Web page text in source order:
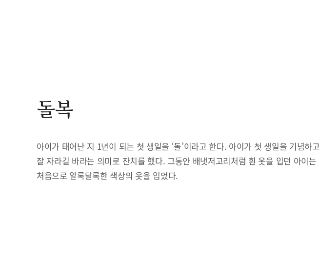
돌복
아이가 태어난 지 1년이 되는 첫 생일을 ‘돌’이라고 한다. 아이가 첫 생일을 기념하고
잘 자라길 바라는 의미로 잔치를 했다. 그동안 배냇저고리처럼 흰 옷을 입던 아이는
처음으로 알록달록한 색상의 옷을 입었다.